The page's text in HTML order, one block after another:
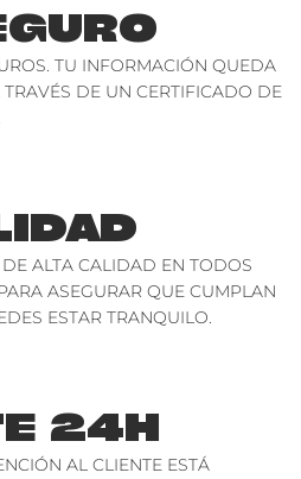
TU INFORMACIÓN QUEDA
DE UN CERTIFICADO DE
ALTA CALIDAD EN TODOS
ASEGURAR QUE CUMPLAN
ESTAR TRANQUILO.
24H
AL CLIENTE ESTÁ